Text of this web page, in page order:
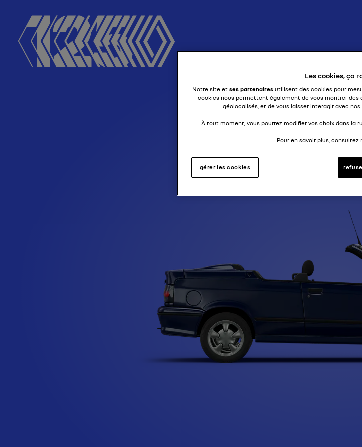
R19 Les cookies, ça
Notre site et ses partenaires utilisent des cookies pour
cookies nous permettent également de vous montrer des
géolocalisés, et de vous laisser interagir avec
À tout moment, vous pourrez modifier vos choix dans la
Pour en savoir plus, consultez
gérer les cookies